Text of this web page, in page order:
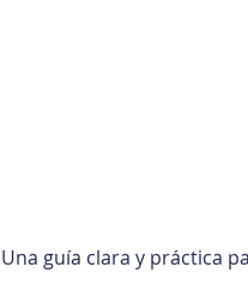
Una guía clara y práctica